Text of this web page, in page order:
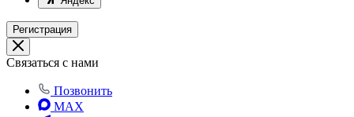
Регистрация
Связаться с нами
Позвонить
MAX